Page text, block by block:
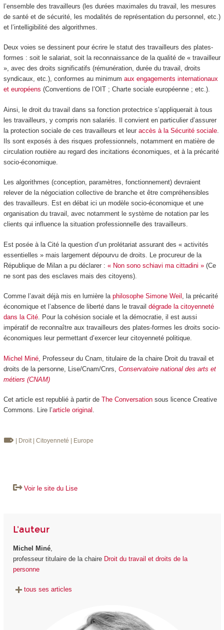
l’ensemble des travailleurs (les durées maximales du travail, les mesures
de santé et de sécurité, les modalités de représentation du personnel, etc.)
et l’intelligibilité des algorithmes.
Deux voies se dessinent pour écrire le statut des travailleurs des plates-
formes : soit le salariat, soit la reconnaissance de la qualité de « travailleur
», avec des droits significatifs (rémunération, durée du travail, droits
syndicaux, etc.), conformes au minimum aux engagements internationaux
et européens (Conventions de l’OIT ; Charte sociale européenne ; etc.).
Ainsi, le droit du travail dans sa fonction protectrice s’appliquerait à tous
les travailleurs, y compris non salariés. Il convient en particulier d’assurer
la protection sociale de ces travailleurs et leur accès à la Sécurité sociale.
Ils sont exposés à des risques professionnels, notamment en matière de
circulation routière au regard des incitations économiques, et à la précarité
socio-économique.
Les algorithmes (conception, paramètres, fonctionnement) devraient
relever de la négociation collective de branche et être compréhensibles
des travailleurs. Est en débat ici un modèle socio-économique et une
organisation du travail, avec notamment le système de notation par les
clients qui influence la situation professionnelle des travailleurs.
Est posée à la Cité la question d’un prolétariat assurant des « activités
essentielles » mais largement dépourvu de droits. Le procureur de la
République de Milan a pu déclarer : « Non sono schiavi ma cittadini »(Ce
ne sont pas des esclaves mais des citoyens).
Comme l’avait déjà mis en lumière la philosophe Simone Weil , la précarité
économique et l’absence de liberté dans le travail dégrade la citoyenneté
dans la Cité. Pour la cohésion sociale et la démocratie, il est aussi
impératif de reconnaître aux travailleurs des plates-formes les droits socio-
économiques leur permettant d’exercer leur citoyenneté politique.
Michel Miné, Professeur du Cnam, titulaire de la chaire Droit du travail et
droits de la personne, Lise/Cnam/Cnrs, Conservatoire national des arts et
métiers (CNAM)
Cet article est republié à partir de The Conversationsous licence Creative
Commons. Lire l’article original .
| Droit | Citoyenneté | Europe
Voir le site du Lise
L'auteur
Michel Miné,
professeur titulaire de la chaire Droit du travail et droits de la
personne
tous ses articles